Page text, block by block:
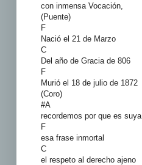
con inmensa Vocación,
(Puente)
F
Nació el 21 de Marzo
C
Del año de Gracia de 806
F
Murió el 18 de julio de 1872
(Coro)
#A
recordemos por que es suya
F
esa frase inmortal
C
el respeto al derecho ajeno